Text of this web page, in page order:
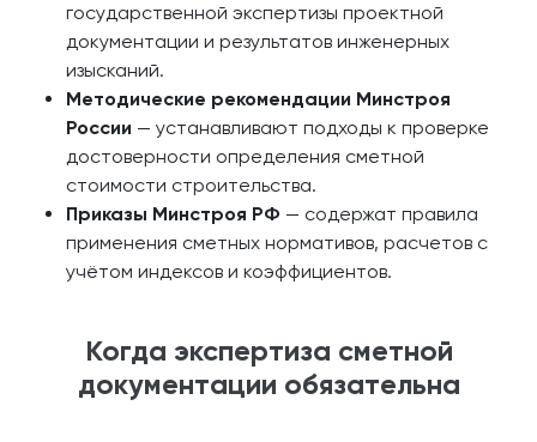
государственной экспертизы проектной
документации и результатов инженерных
изысканий.
Методические рекомендации Минстроя
России — устанавливают подходы к проверке
достоверности определения сметной
стоимости строительства.
Приказы Минстроя РФ — содержат правила
применения сметных нормативов, расчетов с
учётом индексов и коэффициентов.
Когда экспертиза сметной
документации обязательна